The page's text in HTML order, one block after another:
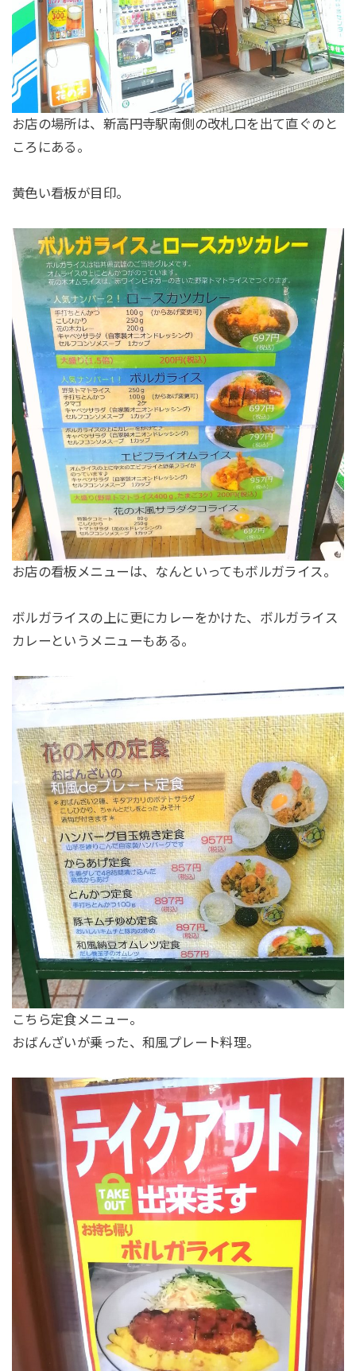
お店の場所は、新高円寺駅南側の改札口を出て直ぐのと
ころにある。
黄色い看板が目印。
お店の看板メニューは、なんといってもボルガライス。
ボルガライスの上に更にカレーをかけた、ボルガライス
カレーというメニューもある。
こちら定食メニュー。
おばんざいが乗った、和風プレート料理。